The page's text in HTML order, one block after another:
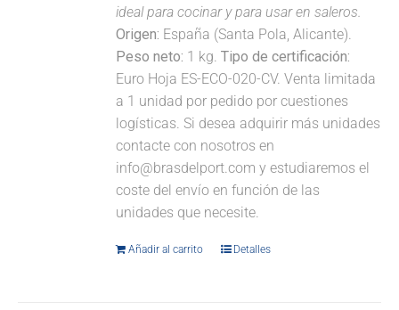
ideal para cocinar y para usar en saleros.
Origen: España (Santa Pola, Alicante).
Peso neto: 1 kg.Tipo de certificación:
Euro Hoja ES-ECO-020-CV. Venta limitada
a 1 unidad por pedido por cuestiones
logísticas. Si desea adquirir más unidades
contacte con nosotros en
info@brasdelport.com y estudiaremos el
coste del envío en función de las
unidades que necesite.
Añadir al carrito Detalles